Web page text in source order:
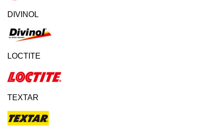
DIVINOL
LOCTITE
TEXTAR